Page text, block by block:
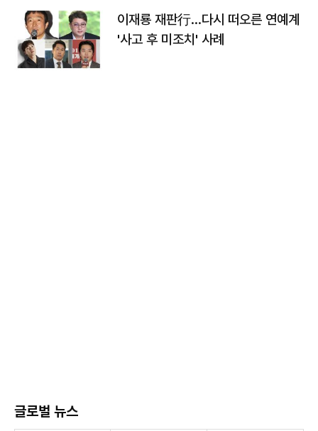
이재룡 재판行…다시 떠오른 연예계
'사고 후 미조치' 사례
글로벌 뉴스